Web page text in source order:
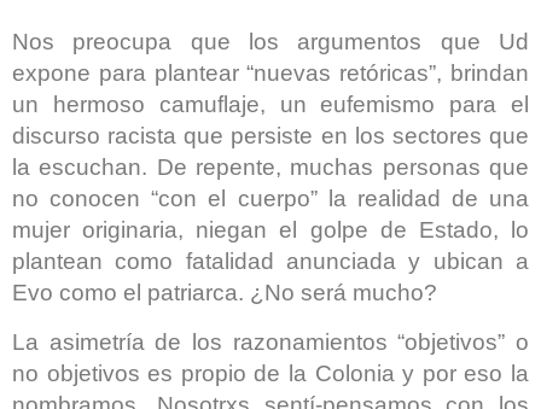
Nos preocupa que los argumentos que Ud
expone para plantear “nuevas retóricas”, brindan
un hermoso camuflaje, un eufemismo para el
discurso racista que persiste en los sectores que
la escuchan. De repente, muchas personas que
no conocen “con el cuerpo” la realidad de una
mujer originaria, niegan el golpe de Estado, lo
plantean como fatalidad anunciada y ubican a
Evo como el patriarca. ¿No será mucho?
La asimetría de los razonamientos “objetivos” o
no objetivos es propio de la Colonia y por eso la